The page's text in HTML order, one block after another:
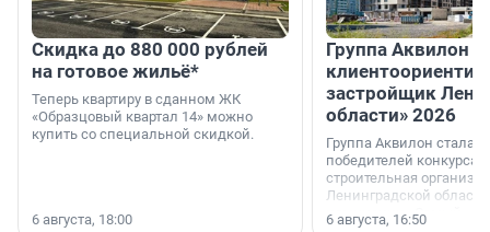
Скидка до 880 000 рублей
на готовое жильё*
Теперь квартиру в сданном ЖК
«Образцовый квартал 14» можно
купить со специальной скидкой.
6 августа, 18:00
Группа Аквилон
застройщик
области» 2026
Группа Аквилон стала
победителей конкурса
строительная
Ленинградской области
номинации «Самый
6 августа, 16:50